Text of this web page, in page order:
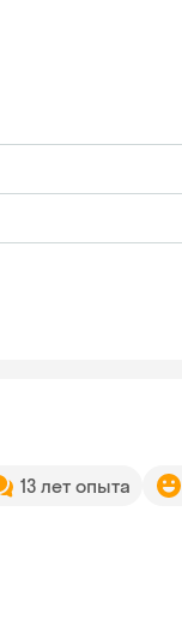
13 лет опыта